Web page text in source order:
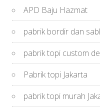
APD Baju Hazmat
pabrik bordir dan
pabrik topi custom
Pabrik topi Jakarta
pabrik topi murah